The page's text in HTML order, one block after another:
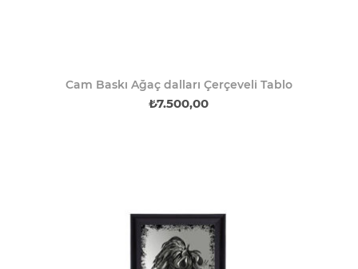
Cam Baskı Ağaç dalları Çerçeveli Tablo
₺7.500,00